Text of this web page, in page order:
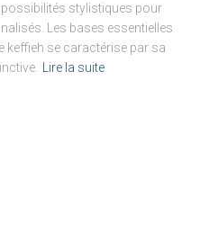
stylistiques pour
Les bases essentielles
keffieh se caractérise par sa
Lire la suite